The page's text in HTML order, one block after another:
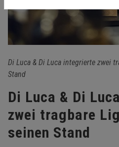
Di Luca & Di Luca integrierte zwei
Stand
Di Luca & Di
zwei tragbare
seinen Stand